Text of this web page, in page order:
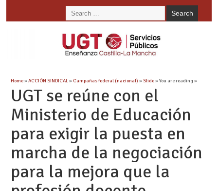
Home»ACCIÓN SINDICAL» Campañas federal (nacional) »Slide» You are reading »
UGT se reúne con el
Ministerio de Educación
para exigir la puesta en
marcha de la negociación
para la mejora que la